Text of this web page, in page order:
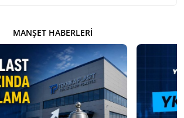
MANŞET HABERLERI